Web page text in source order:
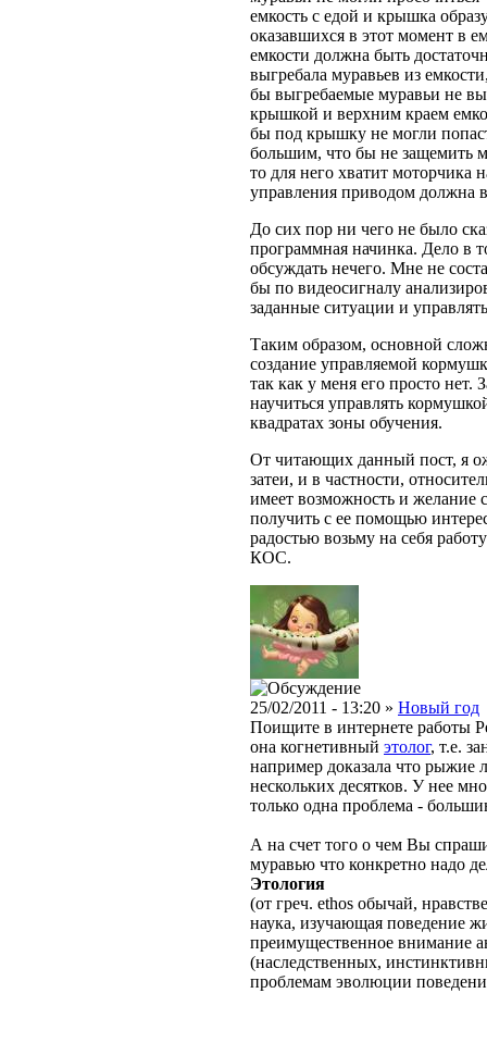
емкость с едой и крышка
оказавшихся в этот момент в
емкости должна быть
выгребала муравьев из
бы выгребаемые муравьи не
крышкой и верхним краем
бы под крышку не могли
большим, что бы не защемить
то для него хватит моторчика
управления приводом должна
До сих пор ни чего не было
программная начинка. Дело в
обсуждать нечего. Мне не
бы по видеосигналу
заданные ситуации и
Таким образом, основной
создание управляемой
так как у меня его просто нет.
научиться управлять
квадратах зоны обучения.
От читающих данный пост, я
затеи, и в частности,
имеет возможность и желание
получить с ее помощью
радостью возьму на себя
КОС.
25/02/2011 - 13:20 » Новый год
Поищите в интернете работы
она когнетивный этолог, т.е.
например доказала что рыжие
нескольких десятков. У нее
только одна проблема -
А на счет того о чем Вы
муравью что конкретно надо
Этология
(от греч. ethos обычай,
наука, изучающая поведение
преимущественное внимание
(наследственных,
проблемам эволюции